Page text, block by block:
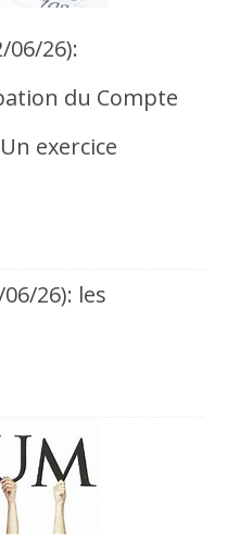
06/26):
du Compte
exercice
26): les